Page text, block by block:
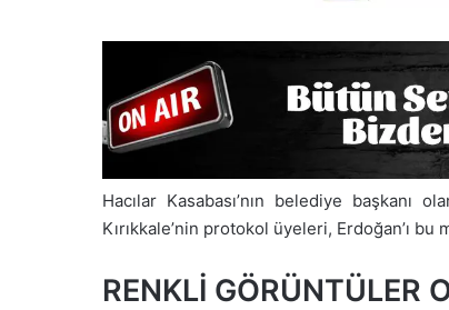
Hacılar Kasabası’nın belediye
Kırıkkale’nin protokol üyeleri, Erdoğan’ı bu
RENKLİ GÖRÜNTÜLER